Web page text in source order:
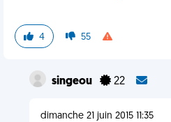
4 55
singeou 22
dimanche 21 juin 2015 11:35